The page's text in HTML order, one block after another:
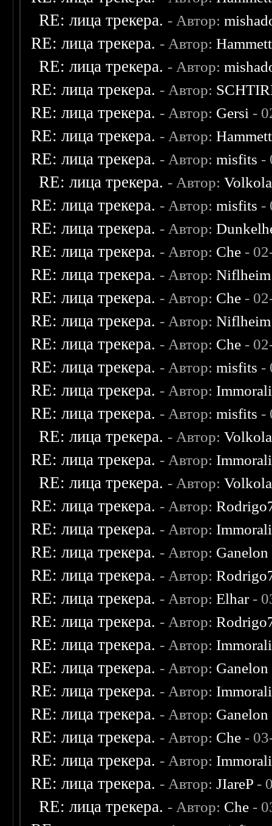
RE: лица трекера. - Автор:
RE: лица трекера. - Автор:Hammett
RE: лица трекера. - Автор:
RE: лица трекера. - Автор:
RE: лица трекера. - Автор: Gersi -
RE: лица трекера. - Автор:Hammett
RE: лица трекера. - Автор:misfits -
RE: лица трекера. - Автор:
RE: лица трекера. - Автор:misfits -
RE: лица трекера. - Автор:
RE: лица трекера. - Автор: Che -
RE: лица трекера. - Автор:Niflheim
RE: лица трекера. - Автор: Che -
RE: лица трекера. - Автор:Niflheim
RE: лица трекера. - Автор: Che -
RE: лица трекера. - Автор:misfits -
RE: лица трекера. - Автор:
RE: лица трекера. - Автор:misfits -
RE: лица трекера. - Автор:
RE: лица трекера. - Автор:
RE: лица трекера. - Автор:
RE: лица трекера. - Автор:
RE: лица трекера. - Автор:
RE: лица трекера. - Автор: Ganelon
RE: лица трекера. - Автор:
RE: лица трекера. - Автор:Elhar-
RE: лица трекера. - Автор:
RE: лица трекера. - Автор:
RE: лица трекера. - Автор: Ganelon
RE: лица трекера. - Автор:
RE: лица трекера. - Автор: Ganelon
RE: лица трекера. - Автор: Che -
RE: лица трекера. - Автор:
RE: лица трекера. - Автор:JIareP -
RE: лица трекера. - Автор: Che -